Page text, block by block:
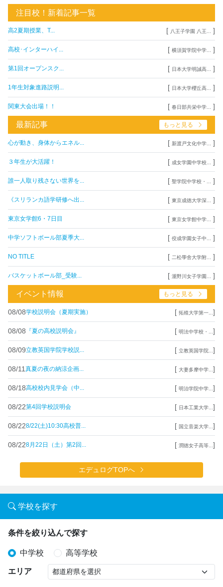
注目校！新着記事一覧
高2夏期授業、T... [ 八王子学園 八王... ]
高校･インターハイ... [ 横須賀学院中学... ]
第1回オープンスク... [ 日本大学明誠高... ]
1年生対象進路説明... [ 日本大学櫻丘高... ]
関東大会出場！！ [ 春日部共栄中学... ]
最新記事 もっと見る
心が動き、身体からエネル... [ 新渡戸文化中学... ]
３年生が大活躍！ [ 成女学園中学校... ]
誰一人取り残さない世界を... [ 聖学院中学校・... ]
《スリランカ語学研修へ出... [ 東京成徳大学深... ]
東京女学館6・7日目 [ 東京女学館中学... ]
中学ソフトボール部夏季大... [ 佼成学園女子中... ]
NO TITLE [ 二松學舍大学附... ]
バスケットボール部_受験... [ 瀧野川女子学園... ]
イベント情報 もっと見る
08/08学校説明会（夏期実施） [ 拓殖大学第一... ]
08/08 『夏の高校説明会』 [ 明法中学校・... ]
08/09立教英国学院学校説... [ 立教英国学院... ]
08/11 真夏の夜の納涼企画... [ 大妻多摩中学... ]
08/18高校校内見学会（中... [ 明治学院中学... ]
08/22第4回学校説明会 [ 日本工業大学... ]
08/228/22(土)10:30高校普... [ 国立音楽大学... ]
08/228月22日（土）第2回... [ 潤徳女子高等... ]
エデュログTOPへ
学校を探す
条件を絞り込んで探す
中学校 高等学校
エリア